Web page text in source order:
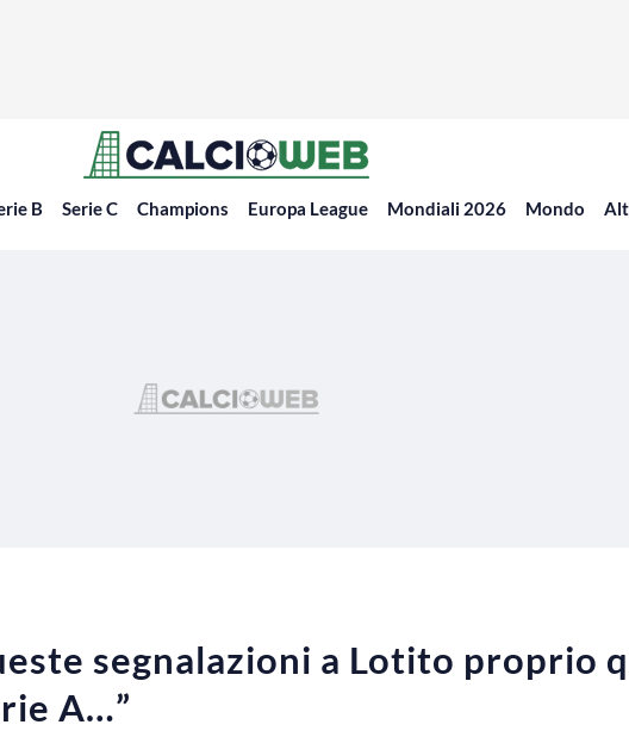
B Serie C Champions Europa League Mondiali 2026 Mondo
segnalazioni a Lotito proprio
A…”